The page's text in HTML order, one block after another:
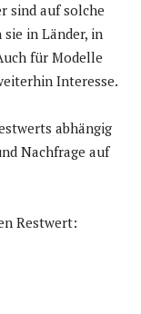
sind auf solche
in Länder, in
für Modelle
Interesse.
abhängig
Nachfrage auf
Restwert: